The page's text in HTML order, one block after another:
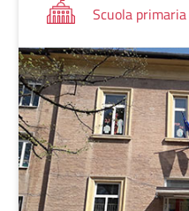
Scuola primaria